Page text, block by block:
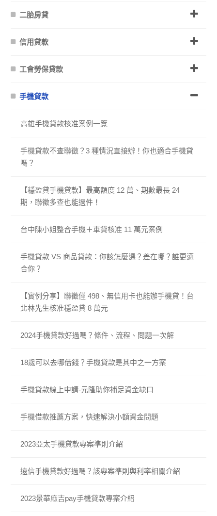
二胎房貸
信用貸款
工會勞保貸款
手機貸款
高雄手機貸款核准案例一覽
手機貸款不查聯徵？3 種情況直接辦！你也適合手機貸
嗎？
【穩盈貸手機貸款】最高額度 12 萬、期數最長 24
期，聯徵多查也能過件！
台中陳小姐整合手機＋車貸核准 11 萬元案例
手機貸款 VS 商品貸款：你該怎麼選？差在哪？誰更適
合你？
【實例分享】聯徵僅 498、無信用卡也能辦手機貸！台
北林先生核准穩盈貸 8 萬元
2024手機貸款好過嗎？條件、流程、問題一次解
18歲可以去哪借錢？手機貸款是其中之一方案
手機貸款線上申請-元隆助你補足資金缺口
手機借款推薦方案，快速解決小額資金問題
2023亞太手機貸款專案準則介紹
遠信手機貸款好過嗎？該專案準則與利率相關介紹
2023景華麻吉pay手機貸款專案介紹